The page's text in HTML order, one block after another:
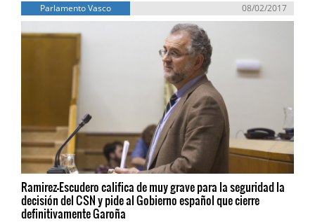
Parlamento Vasco 08/02/2017
Ramirez-Escudero califica de muy grave para la seguridad la
decisión del CSN y pide al Gobierno español que cierre
definitivamente Garoña